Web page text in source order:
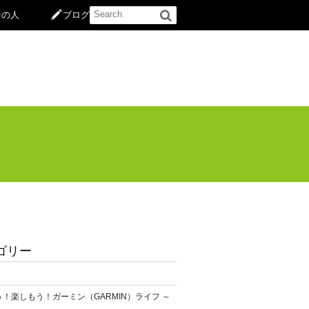
人 ブログ
リー
！楽しもう！ガーミン（GARMIN）ライフ ～